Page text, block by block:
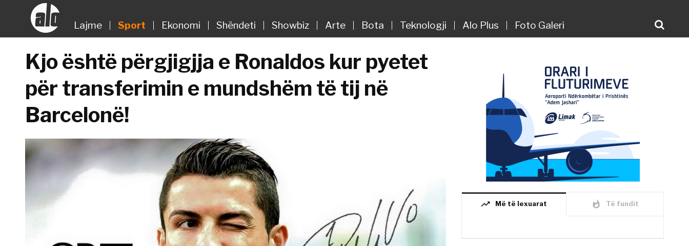
Lajme Sport Ekonomi Shëndeti Showbiz Arte Bota Teknologji Alo Plus Foto Galeri
Kjo është përgjigjja e Ronaldos kur pyetet
për transferimin e mundshëm të tij në
Barcelonë!
trending_up Më të lexuarat whatshot Të fundit